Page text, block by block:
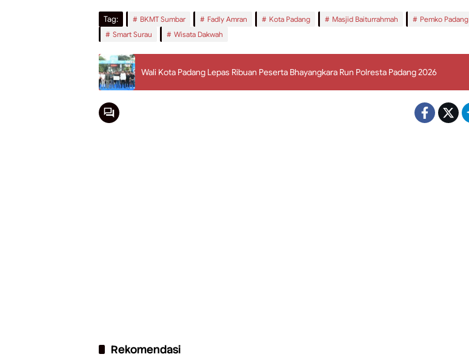
Tag: BKMT Sumbar Fadly Amran Kota Padang Masjid Baiturrahmah
Pemko Padang
Smart Surau
Wisata Dakwah
Wali Kota Padang Lepas Ribuan Peserta Bhayangkara Run Polresta Padang 2026
Rekomendasi